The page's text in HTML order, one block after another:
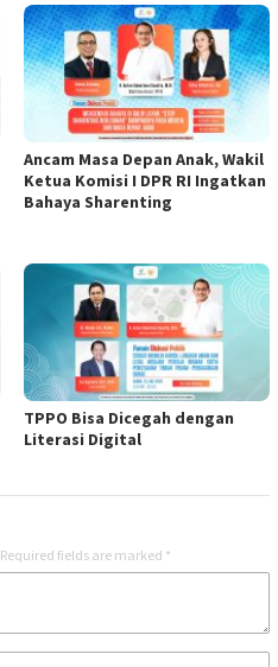
Ancam Masa Depan Anak, Wakil
Ketua Komisi I DPR RI Ingatkan
Bahaya Sharenting
TPPO Bisa Dicegah dengan
Literasi Digital
Required fields are marked *